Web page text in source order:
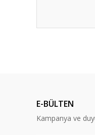
E-BÜLTEN
Kampanya ve